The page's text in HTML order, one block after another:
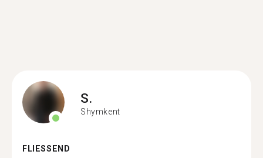
S.
Shymkent
FLIESSEND